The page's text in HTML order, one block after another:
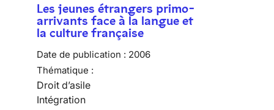
Les jeunes étrangers primo-
arrivants face à la langue et
la culture française
Date de publication : 2006
Thématique :
Droit d’asile
Intégration